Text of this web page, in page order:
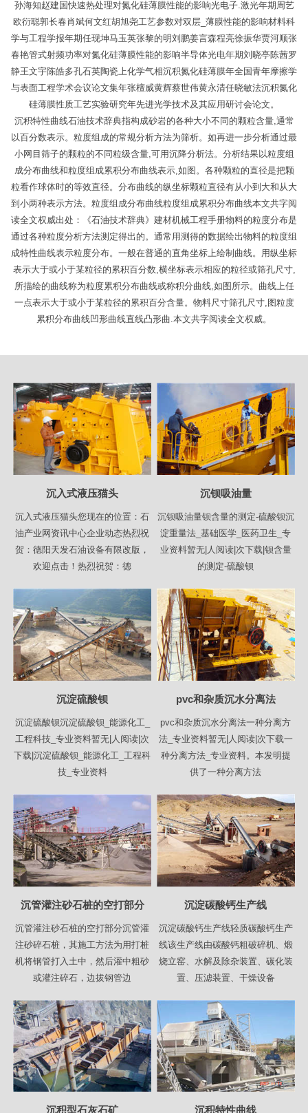
孙海知赵建国快速热处理对氮化硅薄膜性能的影响光电子.激光年期周艺
欧衍聪郭长春肖斌何文红胡旭尧工艺参数对双层_薄膜性能的影响材料科
学与工程学报年期任现坤马玉英张黎的明刘鹏姜言森程亮徐振华贾河顺张
春艳管式射频功率对氮化硅薄膜性能的影响半导体光电年期刘晓亭陈茜罗
静王文宇陈皓多孔石英陶瓷上化学气相沉积氮化硅薄膜年全国青年摩擦学
与表面工程学术会议论文集年张檀威黄辉蔡世伟黄永清任晓敏法沉积氮化
硅薄膜性质工艺实验研究年先进光学技术及其应用研讨会论文。
沉积特性曲线石油技术辞典指构成砂岩的各种大小不同的颗粒含量,通常
以百分数表示。粒度组成的常规分析方法为筛析。如再进一步分析通过最
小网目筛子的颗粒的不同粒级含量,可用沉降分析法。分析结果以粒度组
成分布曲线和粒度组成累积分布曲线表示,如图。各种颗粒的直径是把颗
粒看作球体时的等效直径。分布曲线的纵坐标颗粒直径有从小到大和从大
到小两种表示方法。粒度组成分布曲线粒度组成累积分布曲线本文共字阅
读全文权威出处：《石油技术辞典》建材机械工程手册物料的粒度分布是
通过各种粒度分析方法测定得出的。通常用测得的数据绘出物料的粒度组
成特性曲线表示粒度分布。一般在普通的直角坐标上绘制曲线。用纵坐标
表示大于或小于某粒径的累积百分数,横坐标表示相应的粒径或筛孔尺寸,
所描绘的曲线称为粒度累积分布曲线或称积分曲线,如图所示。曲线上任
一点表示大于或小于某粒径的累积百分含量。物料尺寸筛孔尺寸,图粒度
累积分布曲线凹形曲线直线凸形曲.本文共字阅读全文权威。
沉入式液压猫头
沉入式液压猫头您现在的位置：石
油产业网资讯中心企业动态热烈祝
贺：德阳天发石油设备有限改版，
欢迎点击！热烈祝贺：德
沉钡吸油量
沉钡吸油量钡含量的测定-硫酸钡沉
淀重量法_基础医学_医药卫生_专
业资料暂无|人阅读|次下载|钡含量
的测定-硫酸钡
沉淀硫酸钡
沉淀硫酸钡沉淀硫酸钡_能源化工_
工程科技_专业资料暂无|人阅读|次
下载|沉淀硫酸钡_能源化工_工程科
技_专业资料
pvc和杂质沉水分离法
pvc和杂质沉水分离法一种分离方
法_专业资料暂无|人阅读|次下载一
种分离方法_专业资料。本发明提
供了一种分离方法
沉管灌注砂石桩的空打部分
沉管灌注砂石桩的空打部分沉管灌
注砂碎石桩，其施工方法为用打桩
机将钢管打入土中，然后灌中粗砂
或灌注碎石，边拔钢管边
沉淀碳酸钙生产线
沉淀碳酸钙生产线轻质碳酸钙生产
线该生产线由碳酸钙粗破碎机、煅
烧立窑、水解及除杂装置、碳化装
置、压滤装置、干燥设备
沉积型石灰石矿 沉积特性曲线